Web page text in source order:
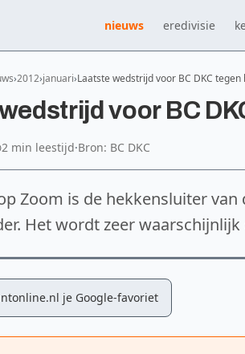
nieuws eredivisie
2012 januari Laatste wedstrijd voor BC DKC
voor BC
2 min leestijd·Bron: BC DKC
Zoom is de hekkensluiter
Het wordt zeer
je Google-favoriet